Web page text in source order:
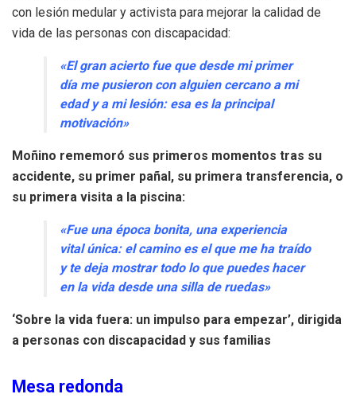
con lesión medular y activista para mejorar la calidad de
vida de las personas con discapacidad:
«El gran acierto fue que desde mi primer
día me pusieron con alguien cercano a mi
edad y a mi lesión: esa es la principal
motivación»
Moñino rememoró sus primeros momentos tras su
accidente, su primer pañal, su primera transferencia, o
su primera visita a la piscina:
«Fue una época bonita, una experiencia
vital única: el camino es el que me ha traído
y te deja mostrar todo lo que puedes hacer
en la vida desde una silla de ruedas»
‘Sobre la vida fuera: un impulso para empezar’, dirigida
a personas con discapacidad y sus familias
Mesa redonda